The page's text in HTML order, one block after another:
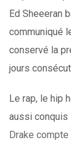
Ed Sheeeran
communiqué
conservé la
jours
Le rap, le hip
aussi conquis
Drake